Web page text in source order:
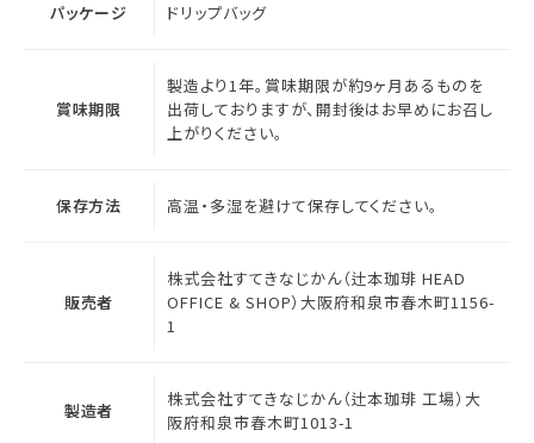
パッケージ ドリップバッグ
賞味期限
製造より1年。賞味期限が約9ヶ月あるものを
出荷しておりますが、開封後はお早めにお召し
上がりください。
保存方法 高温・多湿を避けて保存してください。
販売者
株式会社すてきなじかん（辻本珈琲 HEAD
OFFICE & SHOP）大阪府和泉市春木町1156-
1
製造者
株式会社すてきなじかん（辻本珈琲 工場）大
阪府和泉市春木町1013-1